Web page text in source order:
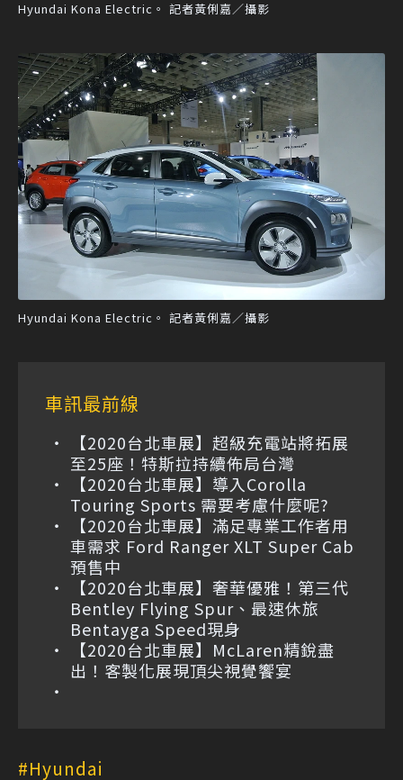
Hyundai Kona Electric。 記者黃俐嘉／攝影
Hyundai Kona Electric。 記者黃俐嘉／攝影
車訊最前線
【2020台北車展】超級充電站將拓展
至25座！特斯拉持續佈局台灣
【2020台北車展】導入Corolla
Touring Sports 需要考慮什麼呢?
【2020台北車展】滿足專業工作者用
車需求 Ford Ranger XLT Super Cab
預售中
【2020台北車展】奢華優雅！第三代
Bentley Flying Spur、最速休旅
Bentayga Speed現身
【2020台北車展】McLaren精銳盡
出！客製化展現頂尖視覺饗宴
Hyundai